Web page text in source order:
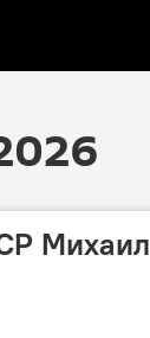
Михаил